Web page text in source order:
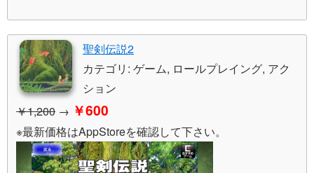
聖剣伝説2
カテゴリ: ゲーム, ロールプレイング, アク
ション
￥1,200 → ￥600
※最新価格はAppStoreを確認して下さい。